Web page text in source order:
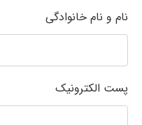
نام و نام خانوادگی
پست الکترونیک